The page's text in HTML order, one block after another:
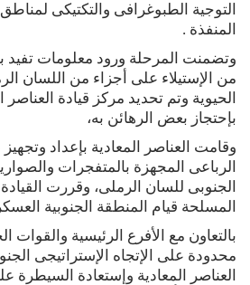
التوجية الطبوغرافى والتكتيكى
المنفذة .
وتضمنت المرحلة ورود معلومات تفيد
من الإستيلاء على أجزاء من اللسان
الحيوية وتم تحديد مركز قيادة العناصر
بإحتجاز بعض الرهائن به،
وقامت العناصر المعادية بإعداد
الرباعى المجهزة بالمتفجرات
الجنوبى للسان الرملى، وقررت
المسلحة قيام المنطقة الجنوبية
بالتعاون مع الأفرع الرئيسية والقوات
محدودة على الإتجاه الإستراتيجى
العناصر المعادية وإستعادة السيطرة